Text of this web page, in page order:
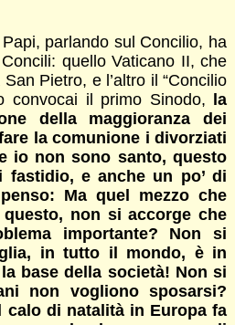
parlando sul Concilio, ha
quello Vaticano II, che
Pietro, e l’altro il “Concilio
convocai il primo Sinodo,
la
della maggioranza dei
la comunione i divorziati
io non sono santo, questo
fastidio, e anche un po’ di
Ma quel mezzo che
non si accorge che
importante? Non si
in tutto il mondo, è in
base della società! Non si
non vogliono sposarsi?
calo di natalità in Europa fa